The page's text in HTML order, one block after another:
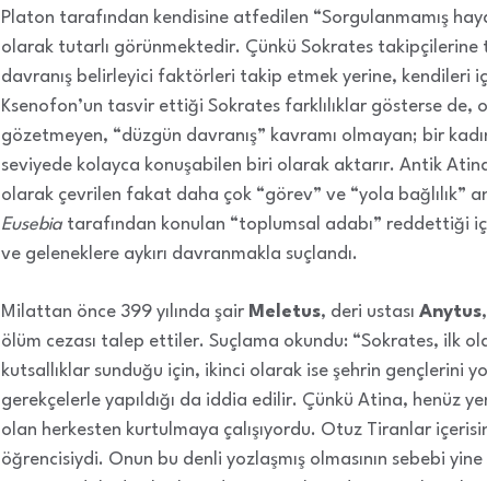
Platon tarafından kendisine atfedilen “Sorgulanmamış
olarak tutarlı görünmektedir. Çünkü Sokrates takipçilerine
davranış belirleyici faktörleri takip etmek yerine, kendileri
Ksenofon’un tasvir ettiği Sokrates farklılıklar gösterse de,
gözetmeyen, “düzgün davranış” kavramı olmayan; bir
seviyede kolayca konuşabilen biri olarak aktarır. Antik
olarak çevrilen fakat daha çok “görev” ve “yola bağlılık”
Eusebia tarafından konulan “toplumsal adabı” reddettiği
ve geleneklere aykırı davranmakla suçlandı.
Milattan önce 399 yılında şair Meletus, deri ustası Anytus
ölüm cezası talep ettiler. Suçlama okundu: “Sokrates, ilk
kutsallıklar sunduğu için, ikinci olarak ise şehrin gençlerini
gerekçelerle yapıldığı da iddia edilir. Çünkü Atina, henüz
olan herkesten kurtulmaya çalışıyordu. Otuz Tiranlar
öğrencisiydi. Onun bu denli yozlaşmış olmasının sebebi